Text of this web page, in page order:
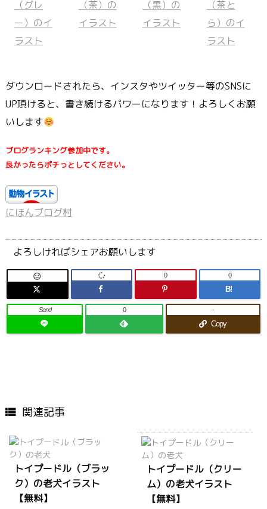
ダウンロードされたら、インスタやツイッター等のSNSに
UP頂けると、書き続けるパワーになります！よろしくお願
いします
ブログランキング参加中です。
良かったらポチっとしてください。
にほんブログ村
よろしければシェアお願いします
 0
B!
0
Send 0
Copy
-
 関連記事
トイプードル（ブラッ
ク）の老犬イラスト
【無料】
トイプードル（クリー
ム）の老犬イラスト
【無料】